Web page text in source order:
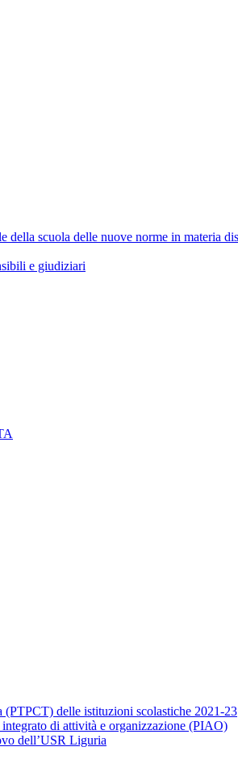
scuola delle nuove norme in materia
e giudiziari
(PTPCT) delle istituzioni scolastiche 2021-23
di attività e organizzazione (PIAO)
dell’USR Liguria